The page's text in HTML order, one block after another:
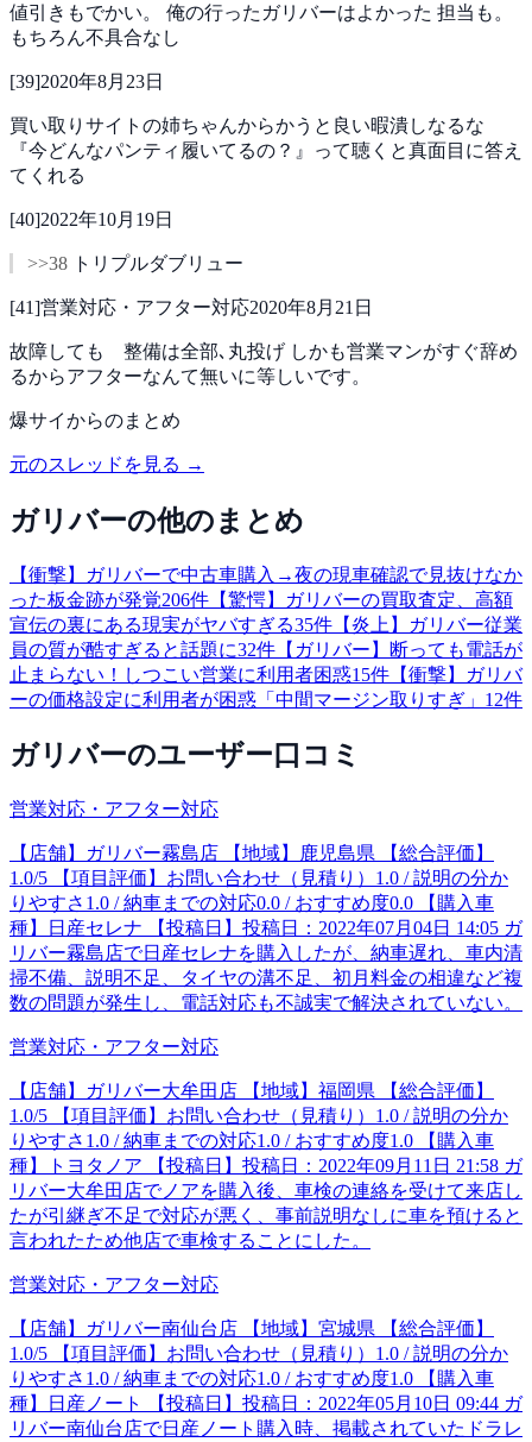
値引きもでかい。 俺の行ったガリバーはよかった 担当も。
もちろん不具合なし
[39]2020年8月23日
買い取りサイトの姉ちゃんからかうと良い暇潰しなるな
『今どんなパンティ履いてるの？』って聴くと真面目に答え
てくれる
[40]2022年10月19日
>>38 トリプルダブリュー
[41]営業対応・アフター対応2020年8月21日
故障しても 整備は全部､丸投げ しかも営業マンがすぐ辞め
るからアフターなんて無いに等しいです。
爆サイからのまとめ
元のスレッドを見る →
ガリバーの他のまとめ
【衝撃】ガリバーで中古車購入→夜の現車確認で見抜けなか
った板金跡が発覚206件 【驚愕】ガリバーの買取査定、高額
宣伝の裏にある現実がヤバすぎる35件 【炎上】ガリバー従業
員の質が酷すぎると話題に32件 【ガリバー】断っても電話が
止まらない！しつこい営業に利用者困惑15件 【衝撃】ガリバ
ーの価格設定に利用者が困惑「中間マージン取りすぎ」 12件
ガリバーのユーザー口コミ
営業対応・アフター対応
【店舗】ガリバー霧島店 【地域】鹿児島県 【総合評価】
1.0/5 【項目評価】お問い合わせ（見積り）1.0 / 説明の分か
りやすさ1.0 / 納車までの対応0.0 / おすすめ度0.0 【購入車
種】日産セレナ 【投稿日】投稿日：2022年07月04日 14:05 ガ
リバー霧島店で日産セレナを購入したが、納車遅れ、車内清
掃不備、説明不足、タイヤの溝不足、初月料金の相違など複
数の問題が発生し、電話対応も不誠実で解決されていない。
営業対応・アフター対応
【店舗】ガリバー大牟田店 【地域】福岡県 【総合評価】
1.0/5 【項目評価】お問い合わせ（見積り）1.0 / 説明の分か
りやすさ1.0 / 納車までの対応1.0 / おすすめ度1.0 【購入車
種】トヨタノア 【投稿日】投稿日：2022年09月11日 21:58 ガ
リバー大牟田店でノアを購入後、車検の連絡を受けて来店し
たが引継ぎ不足で対応が悪く、事前説明なしに車を預けると
言われたため他店で車検することにした。
営業対応・アフター対応
【店舗】ガリバー南仙台店 【地域】宮城県 【総合評価】
1.0/5 【項目評価】お問い合わせ（見積り）1.0 / 説明の分か
りやすさ1.0 / 納車までの対応1.0 / おすすめ度1.0 【購入車
種】日産ノート 【投稿日】投稿日：2022年05月10日 09:44 ガ
リバー南仙台店で日産ノート購入時、掲載されていたドラレ